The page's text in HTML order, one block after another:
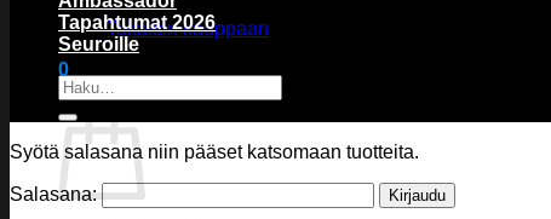
Takaisin kauppaan
0
Ostoskori
Tapahtumat 2026
Seuroille
Etsi:
Syötä salasana niin pääset katsomaan tuotteita.
Salasana: